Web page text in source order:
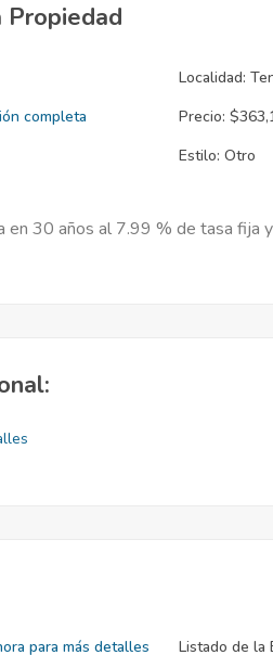
Propiedad
completa
Localidad:
Precio:
Estilo: Otro
en 30 años al 7.99 % de tasa
para más detalles Listado de la